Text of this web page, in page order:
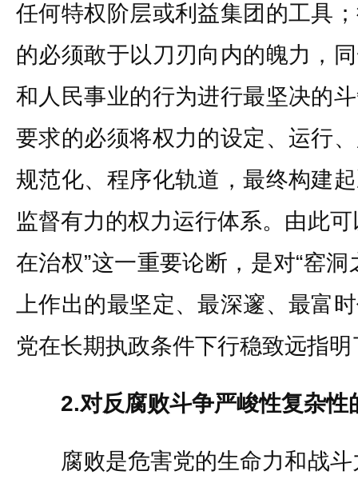
任何特权阶层或利益集团的工具
的必须敢于以刀刃向内的魄力，
和人民事业的行为进行最坚决的
要求的必须将权力的设定、运行
规范化、程序化轨道，最终构建
监督有力的权力运行体系。由此
在治权”这一重要论断，是对“窑
上作出的最坚定、最深邃、最富
党在长期执政条件下行稳致远指
2.对反腐败斗争严峻性复杂性
腐败是危害党的生命力和战斗